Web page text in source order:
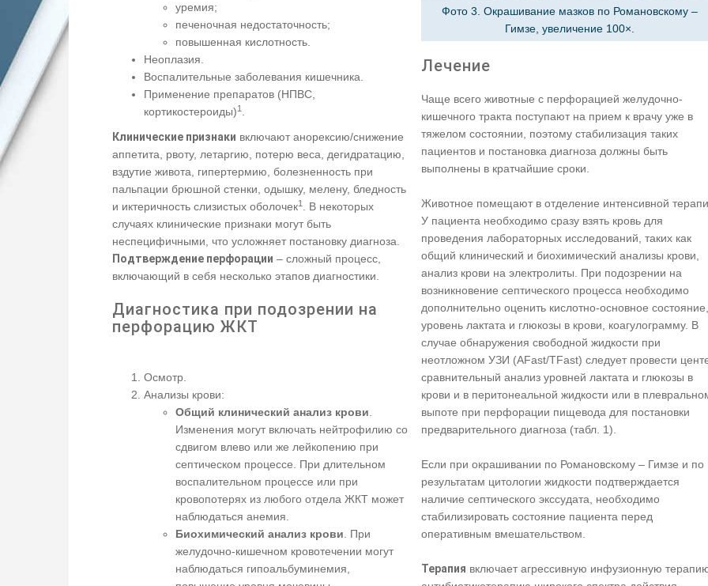
уремия;
печеночная недостаточность;
повышенная кислотность.
Неоплазия.
Воспалительные заболевания кишечника.
Применение препаратов (НПВС,
кортикостероиды)1
Клинические признаки включают анорексию/снижение
аппетита, рвоту, летаргию, потерю веса, дегидратацию,
вздутие живота, гипертермию, болезненность при
пальпации брюшной стенки, одышку, мелену, бледность
и иктеричность слизистых оболочек1
. В некоторых
случаях клинические признаки могут быть
неспецифичными, что усложняет постановку диагноза.
Подтверждение перфорации – сложный процесс,
включающий в себя несколько этапов диагностики.
Диагностика при подозрении на
перфорацию ЖКТ
Осмотр.
Анализы крови:
Общий клинический анализ крови
Изменения могут включать нейтрофилию со
сдвигом влево или же лейкопению при
септическом процессе. При длительном
воспалительном процессе или при
кровопотерях из любого отдела ЖКТ может
наблюдаться анемия.
Биохимический анализ крови . При
желудочно-кишечном кровотечении могут
наблюдаться гипоальбуминемия,
Фото 3. Окрашивание мазков по Романовскому –
Гимзе, увеличение 100×.
Лечение
Чаще всего животные с перфорацией желудочно-
кишечного тракта поступают на прием к врачу уже в
тяжелом состоянии, поэтому стабилизация таких
пациентов и постановка диагноза должны быть
выполнены в кратчайшие сроки.
Животное помещают в отделение интенсивной
У пациента необходимо сразу взять кровь для
проведения лабораторных исследований, таких как
общий клинический и биохимический анализы крови,
анализ крови на электролиты. При подозрении на
возникновение септического процесса необходимо
дополнительно оценить кислотно-основное состояние,
уровень лактата и глюкозы в крови, коагулограмму. В
случае обнаружения свободной жидкости при
неотложном УЗИ (AFast/TFast) следует провести
сравнительный анализ уровней лактата и глюкозы в
крови и в перитонеальной жидкости или в
выпоте при перфорации пищевода для постановки
предварительного диагноза (табл. 1).
Если при окрашивании по Романовскому – Гимзе и по
результатам цитологии жидкости подтверждается
наличие септического экссудата, необходимо
стабилизировать состояние пациента перед
оперативным вмешательством.
Терапия включает агрессивную инфузионную